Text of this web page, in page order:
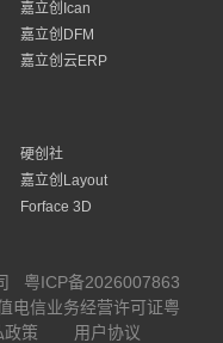
嘉立创Ican
嘉立创DFM
嘉立创云ERP
硬创社
嘉立创Layout
Forface 3D
粤ICP备2026007863
电信业务经营许可证粤
政策 用户协议